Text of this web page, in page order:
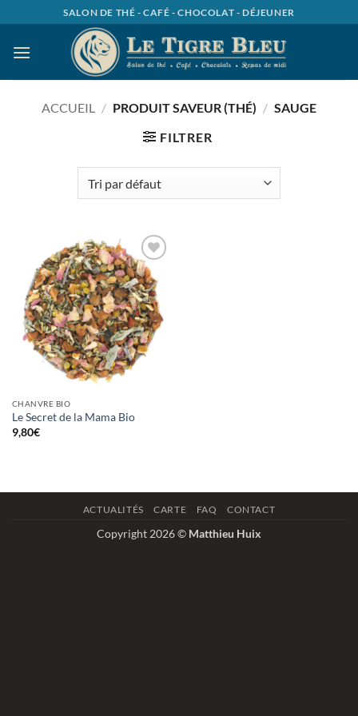
au
contenu
SALON DE THÉ - CAFÉ - CHOCOLAT - DÉJEUNER
ACCUEIL / PRODUIT SAVEUR (THÉ) / SAUGE
FILTRER
Ajouter
à la
wishlist
CHANVRE BIO
Le Secret de la Mama Bio
9,80€
ACTUALITÉS CARTE FAQ CONTACT
Copyright 2026 © Matthieu Huix